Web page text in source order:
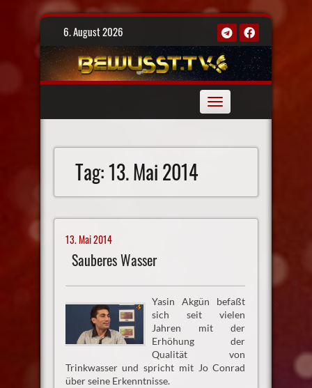
Skip
6. August 2026
Toggle
navigation
Tag:13. Mai 2014
13. Mai 2014
Sauberes Wasser
Yasin Akgün befaßt
sich seit vielen
Jahren mit der
Erhöhung der
Qualität von
Trinkwasser und spricht mit Jo Conrad
über seine Erkenntnisse.